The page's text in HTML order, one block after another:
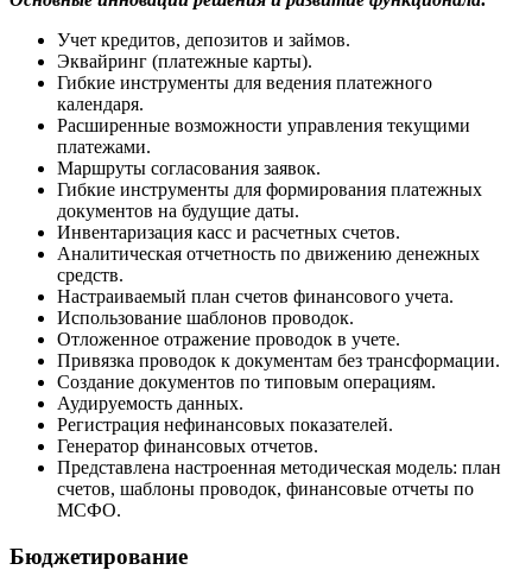
Учет кредитов, депозитов и займов.
Эквайринг (платежные карты).
Гибкие инструменты для ведения платежного
календаря.
Расширенные возможности управления текущими
платежами.
Маршруты согласования заявок.
Гибкие инструменты для формирования платежных
документов на будущие даты.
Инвентаризация касс и расчетных счетов.
Аналитическая отчетность по движению денежных
средств.
Настраиваемый план счетов финансового учета.
Использование шаблонов проводок.
Отложенное отражение проводок в учете.
Привязка проводок к документам без трансформации.
Создание документов по типовым операциям.
Аудируемость данных.
Регистрация нефинансовых показателей.
Генератор финансовых отчетов.
Представлена настроенная методическая модель: план
счетов, шаблоны проводок, финансовые отчеты по
МСФО.
Бюджетирование